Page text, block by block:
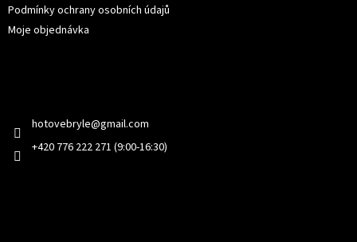
Podmínky ochrany osobních údajů
Moje objednávka
hotovebryle@gmail.com
+420 776 222 271 (9:00-16:30)